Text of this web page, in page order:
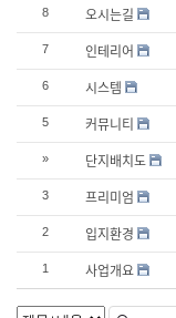
8 오시는길
7 인테리어
6 시스템
5 커뮤니티
» 단지배치도
3 프리미엄
2 입지환경
1 사업개요